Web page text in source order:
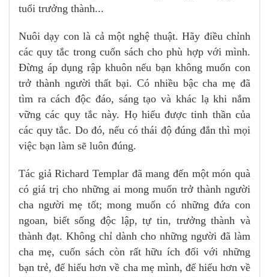
tuổi trưởng thành...
Nuôi dạy con là cả một nghệ thuật. Hãy điều chỉnh
các quy tắc trong cuốn sách cho phù hợp với mình.
Đừng áp dụng rập khuôn nếu bạn không muốn con
trở thành người thất bại. Có nhiều bậc cha mẹ đã
tìm ra cách độc đáo, sáng tạo và khác lạ khi nắm
vững các quy tắc này. Họ hiểu được tinh thần của
các quy tắc. Do đó, nếu có thái độ đúng đắn thì mọi
việc bạn làm sẽ luôn đúng.
Tác giả Richard Templar đã mang đến một món quà
có giá trị cho những ai mong muốn trở thành người
cha người mẹ tốt; mong muốn có những đứa con
ngoan, biết sống độc lập, tự tin, trưởng thành và
thành đạt. Không chỉ dành cho những người đã làm
cha mẹ, cuốn sách còn rất hữu ích đối với những
bạn trẻ, để hiểu hơn về cha mẹ mình, để hiểu hơn về